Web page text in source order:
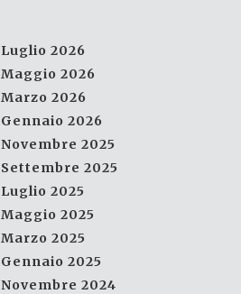
Luglio 2026
Maggio 2026
Marzo 2026
Gennaio 2026
Novembre 2025
Settembre 2025
Luglio 2025
Maggio 2025
Marzo 2025
Gennaio 2025
Novembre 2024